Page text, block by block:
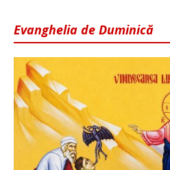
Evanghelia de Duminică